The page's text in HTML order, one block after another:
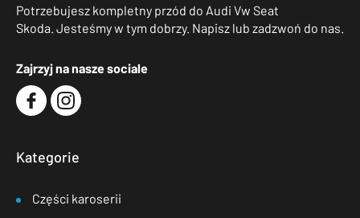
Potrzebujesz kompletny przód do Audi Vw Seat
Skoda. Jesteśmy w tym dobrzy. Napisz lub zadzwoń do nas.
Zajrzyj na nasze sociale
Kategorie
Części karoserii